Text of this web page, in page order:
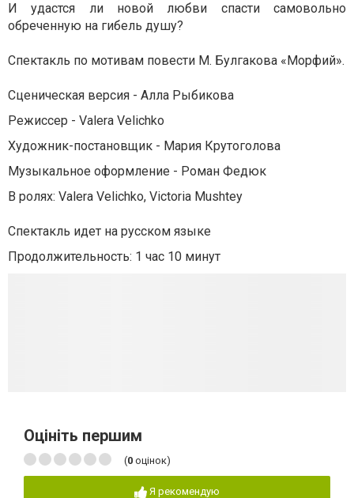
И удастся ли новой любви спасти самовольно
обреченную на гибель душу?
Спектакль по мотивам повести М. Булгакова «Морфий».
Сценическая версия - Алла Рыбикова
Режиссер - Valera Velichko
Художник-постановщик - Мария Крутоголова
Музыкальное оформление - Роман Федюк
В ролях: Valera Velichko, Victoria Mushtey
Спектакль идет на русском языке
Продолжительность: 1 час 10 минут
Оцініть першим
(0 оцінок)
Я рекомендую